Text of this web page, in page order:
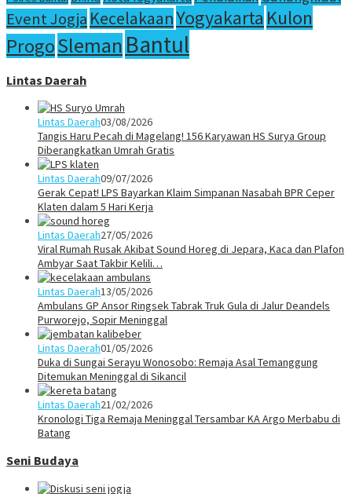
Event Jogja KecelakaanYogyakarta Kulon
ProgoSleman Bantul
Lintas Daerah
Lintas Daerah03/08/2026
Tangis Haru Pecah di Magelang! 156 Karyawan HS Surya Group
Diberangkatkan Umrah Gratis
Lintas Daerah09/07/2026
Gerak Cepat! LPS Bayarkan Klaim Simpanan Nasabah BPR Ceper
Klaten dalam 5 Hari Kerja
Lintas Daerah27/05/2026
Viral Rumah Rusak Akibat Sound Horeg di Jepara, Kaca dan Plafon
Ambyar Saat Takbir Kelili…
Lintas Daerah13/05/2026
Ambulans GP Ansor Ringsek Tabrak Truk Gula di Jalur Deandels
Purworejo, Sopir Meninggal
Lintas Daerah01/05/2026
Duka di Sungai Serayu Wonosobo: Remaja Asal Temanggung
Ditemukan Meninggal di Sikancil
Lintas Daerah21/02/2026
Kronologi Tiga Remaja Meninggal Tersambar KA Argo Merbabu di
Batang
Seni Budaya